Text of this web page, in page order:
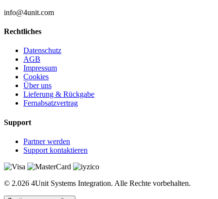
info@4unit.com
Rechtliches
Datenschutz
AGB
Impressum
Cookies
Über uns
Lieferung & Rückgabe
Fernabsatzvertrag
Support
Partner werden
Support kontaktieren
© 2.026 4Unit Systems Integration. Alle Rechte vorbehalten.